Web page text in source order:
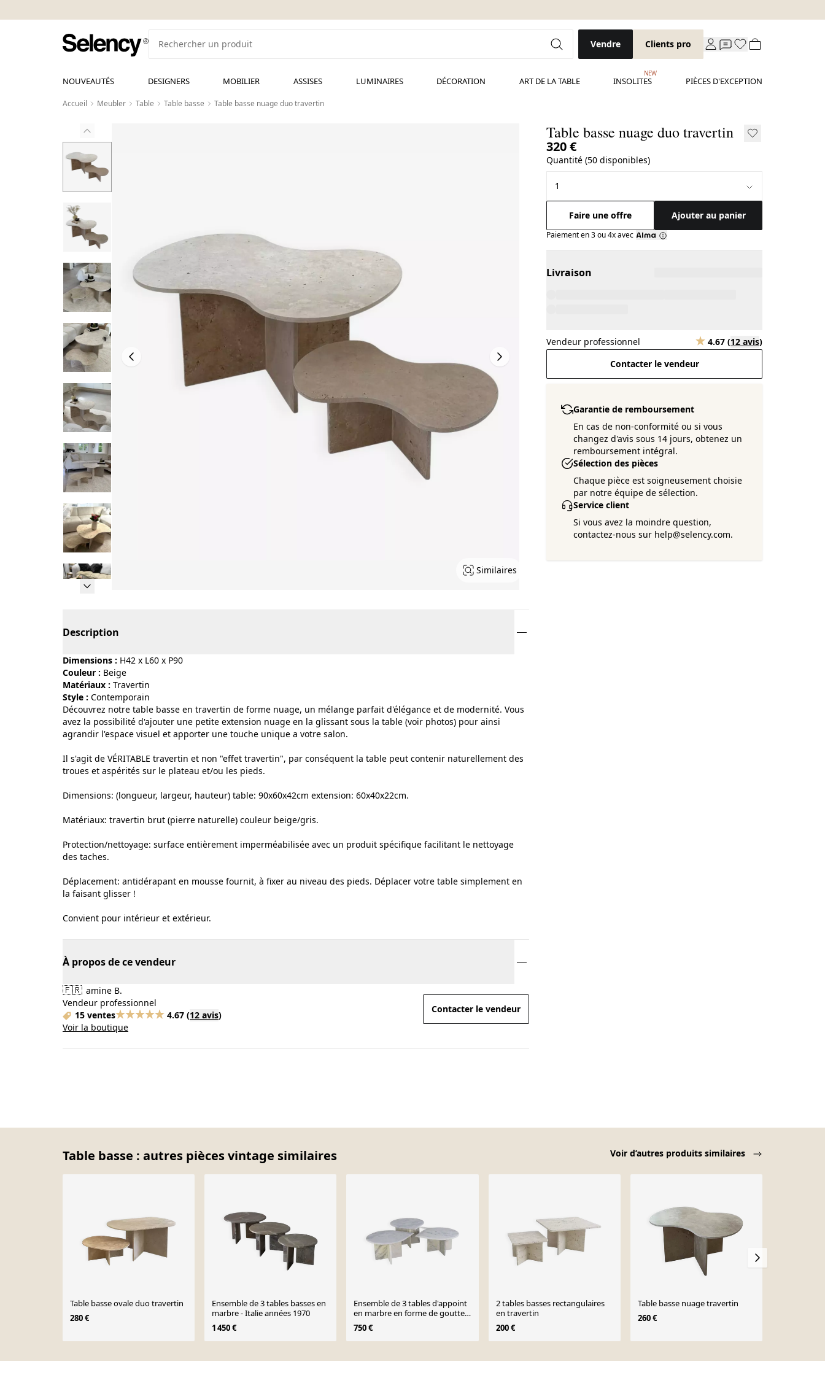
Vendre Clients pro
NOUVEAUTÉS DESIGNERS MOBILIER ASSISES LUMINAIRES DÉCORATION ART DE LA TABLE INSOLITES
NEW
PIÈCES D'EXCEPTION
Accueil Meubler Table Table basse Table basse nuage duo travertin
Similaires
Table basse nuage duo travertin
320 €
Quantité (50 disponibles)
Faire une offre Ajouter au panier
Paiement en 3 ou 4x avec
Livraison
Vendeur professionnel 4.67 (12 avis)
Contacter le vendeur
Garantie de remboursement
En cas de non-conformité ou si vous
changez d'avis sous 14 jours, obtenez un
remboursement intégral.
Sélection des pièces
Chaque pièce est soigneusement choisie
par notre équipe de sélection.
Service client
Si vous avez la moindre question,
contactez-nous sur help@selency.com.
Description
Dimensions : H42 x L60 x P90
Couleur :
beige
Matériaux :
travertin
Style :
contemporain
Découvrez notre table basse en travertin de forme nuage, un mélange parfait d'élégance et de modernité. Vous
avez la possibilité d'ajouter une petite extension nuage en la glissant sous la table (voir photos) pour ainsi
agrandir l'espace visuel et apporter une touche unique a votre salon.
Il s'agit de VÉRITABLE travertin et non "effet travertin", par conséquent la table peut contenir naturellement des
troues et aspérités sur le plateau et/ou les pieds.
Dimensions: (longueur, largeur, hauteur) table: 90x60x42cm extension: 60x40x22cm.
Matériaux: travertin brut (pierre naturelle) couleur beige/gris.
Protection/nettoyage: surface entièrement imperméabilisée avec un produit spécifique facilitant le nettoyage
des taches.
Déplacement: antidérapant en mousse fournit, à fixer au niveau des pieds. Déplacer votre table simplement en
la faisant glisser !
Convient pour intérieur et extérieur.
À propos de ce vendeur
🇫🇷 amine B.
Vendeur professionnel
15 ventes
4.67 (12 avis)
Voir la boutique
Contacter le vendeur
Table basse : autres pièces vintage similaires Voir d’autres produits similaires
Table basse ovale duo travertin
280 €
Ensemble de 3 tables basses en
marbre - Italie années 1970
1 450 €
Ensemble de 3 tables d'appoint
en marbre en forme de goutte
d'eau, table basse vintage.
750 €
2 tables basses rectangulaires
en travertin
200 €
Table basse nuage travertin
260 €